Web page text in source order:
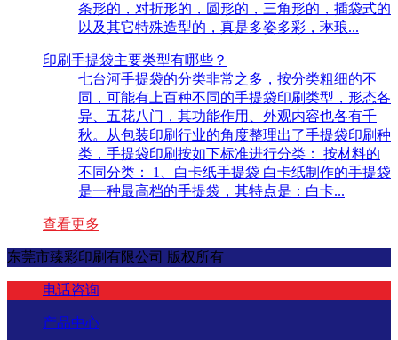
条形的，对折形的，圆形的，三角形的，插袋式的
以及其它特殊造型的，真是多姿多彩，琳琅...
印刷手提袋主要类型有哪些？
七台河手提袋的分类非常之多，按分类粗细的不
同，可能有上百种不同的手提袋印刷类型，形态各
异、五花八门，其功能作用、外观内容也各有千
秋。从包装印刷行业的角度整理出了手提袋印刷种
类，手提袋印刷按如下标准进行分类： 按材料的
不同分类： 1、白卡纸手提袋 白卡纸制作的手提袋
是一种最高档的手提袋，其特点是：白卡...
查看更多
东莞市臻彩印刷有限公司 版权所有
电话咨询
产品中心